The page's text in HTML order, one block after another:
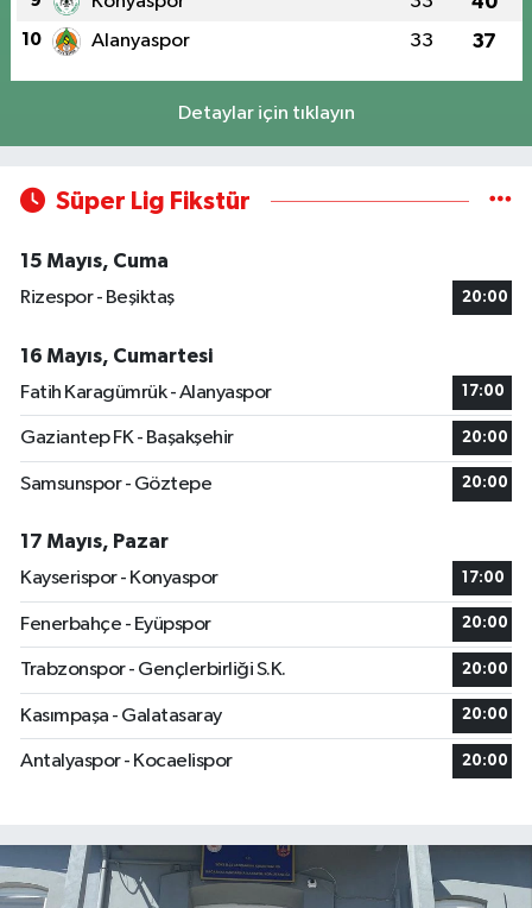
10 Alanyaspor 33 37
Detaylar için tıklayın
Süper Lig Fikstür
15 Mayıs, Cuma
Rizespor - Beşiktaş
20:00
16 Mayıs, Cumartesi
Fatih Karagümrük - Alanyaspor
17:00
Gaziantep FK - Başakşehir 20:00
Samsunspor - Göztepe 20:00
17 Mayıs, Pazar
Kayserispor - Konyaspor
17:00
Fenerbahçe - Eyüpspor 20:00
Trabzonspor - Gençlerbirliği S.K. 20:00
Kasımpaşa - Galatasaray 20:00
Antalyaspor - Kocaelispor 20:00